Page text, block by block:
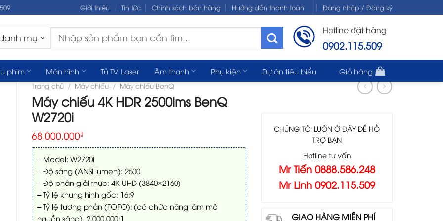
Giới thiệu Tin tức Chính sách bán hàng Hướng dẫn thanh toán Đăng nhập / Đăng ký
Tìm
kiếm:
Hotline đặt hàng
0902.115.509
phim Màn hình Tủ TV Laser Âm thanh Phụ kiện Dự án tiêu biểu Giỏ hàng
Trang chủ / Máy chiếu / Máy chiếu BenQ
Máy chiếu 4K HDR 2500lms BenQ
W2720i
68.000.000₫
– Model: W2720i
– Độ sáng (ANSI lumen): 2500
– Độ phân giải thực: 4K UHD (3840×2160)
– Tỷ lệ khung hình gốc: 16:9
– Tỷ lệ tương phản (FOFO): (có chức năng làm mờ
nguồn sáng), 2.000.000:1
CHÚNG TÔI LUÔN Ở ĐÂY ĐỂ HỖ
TRỢ BẠN
Hotline tư vấn
Mr Tiến 0888.586.248
Mr Linh 0902.115.509
GIAO HÀNG MIỄN PHÍ